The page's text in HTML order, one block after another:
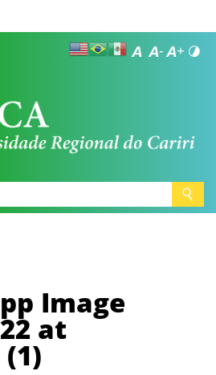
Image
at
(1)